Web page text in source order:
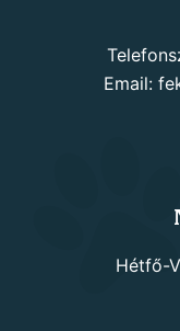
Email:
Hétfő-